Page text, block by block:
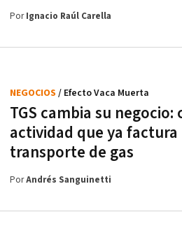
PorIgnacio Raúl Carella
TGS cambia su negocio:
actividad que ya factura
transporte de gas
NEGOCIOS / Efecto Vaca Muerta
PorAndrés Sanguinetti